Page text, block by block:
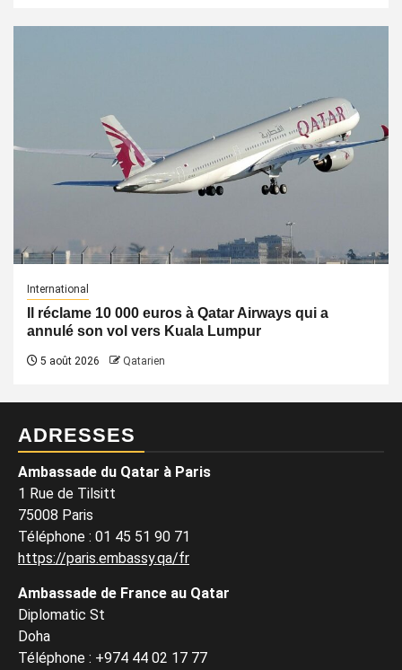
International
Il réclame 10 000 euros à Qatar Airways qui a
annulé son vol vers Kuala Lumpur
5 août 2026 Qatarien
ADRESSES
Ambassade du Qatar à Paris
1 Rue de Tilsitt
75008 Paris
Téléphone : 01 45 51 90 71
https://paris.embassy.qa/fr
Ambassade de France au Qatar
Diplomatic St
Doha
Téléphone : +974 44 02 17 77